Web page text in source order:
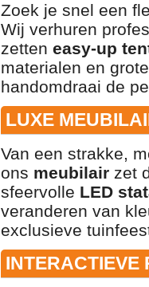
Zoek je snel een
Wij verhuren
zetten easy-up
materialen en
handomdraai de
LUXE
Van een strakke,
ons meubilair zet
sfeervolle LED
veranderen van
exclusieve
INTERACTIEVE